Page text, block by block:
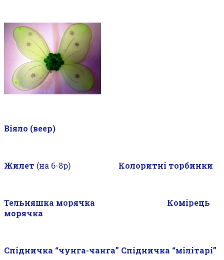
Віяло (веер)
Жилет (на 6-8р) Колоритні торбинки
Тельняшка морячка Комірець
морячка
Спідничка “чунга-чанга” Спідничка “мілітарі”